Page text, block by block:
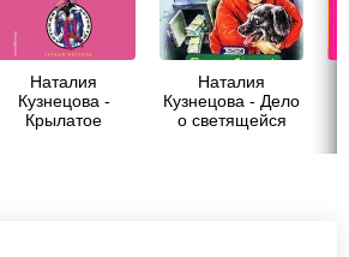
Наталия
Кузнецова -
Крылатое
Наталия
Кузнецова - Дело
о светящейся